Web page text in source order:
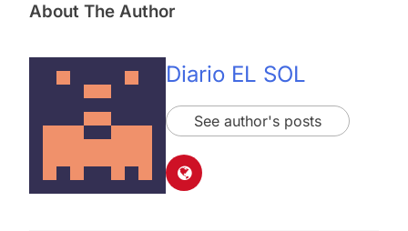
About The Author
Diario EL SOL
See author's posts